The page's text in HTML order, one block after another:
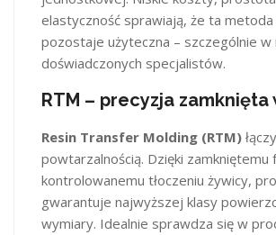
elastyczność sprawiają, że ta metoda
pozostaje użyteczna – szczególnie w
doświadczonych specjalistów.
RTM – precyzja
Resin Transfer Molding (RTM)
powtarzalnością. Dzięki zamkniętemu
kontrolowanemu tłoczeniu żywicy,
gwarantuje najwyższej klasy
wymiary. Idealnie sprawdza się w